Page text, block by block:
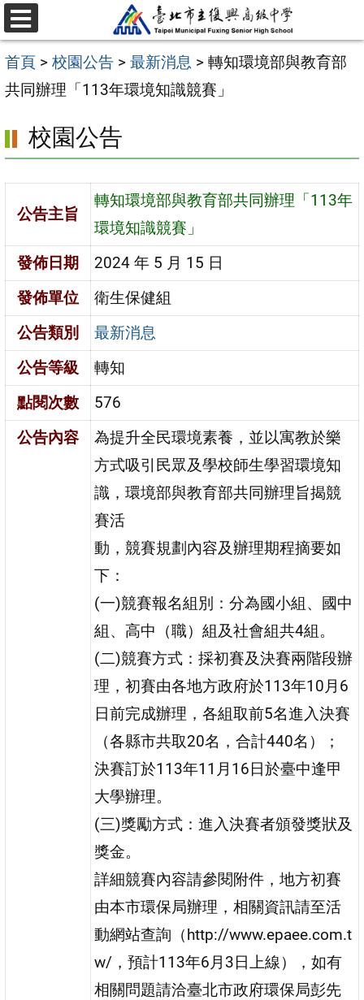
跳
至
主
要
容
區
選
單
首頁 > 校園公告 > 最新消息 > 轉知環境部與教育部
共同辦理「113年環境知識競賽」
校園公告
公告主旨
轉知環境部與教育部共同辦理「113年
環境知識競賽」
發佈日期
2024 年 5 月 15 日
發佈單位
衛生保健組
公告類別
最新消息
公告等級
轉知
點閱次數
576
公告內容
為提升全民環境素養，並以寓教於樂
方式吸引民眾及學校師生學習環境知
識，環境部與教育部共同辦理旨揭競
賽活
動，競賽規劃內容及辦理期程摘要如
下：
(一)競賽報名組別：分為國小組、國中
組、高中（職）組及社會組共4組。
(二)競賽方式：採初賽及決賽兩階段辦
理，初賽由各地方政府於113年10月6
日前完成辦理，各組取前5名進入決賽
（各縣市共取20名，合計440名）；
決賽訂於113年11月16日於臺中逢甲
大學辦理。
(三)獎勵方式：進入決賽者頒發獎狀及
獎金。
詳細競賽內容請參閱附件，地方初賽
由本市環保局辦理，相關資訊請至活
動網站查詢（http://www.epaee.com.t
w/，預計113年6月3日上線），如有
相關問題請洽臺北市政府環保局彭先